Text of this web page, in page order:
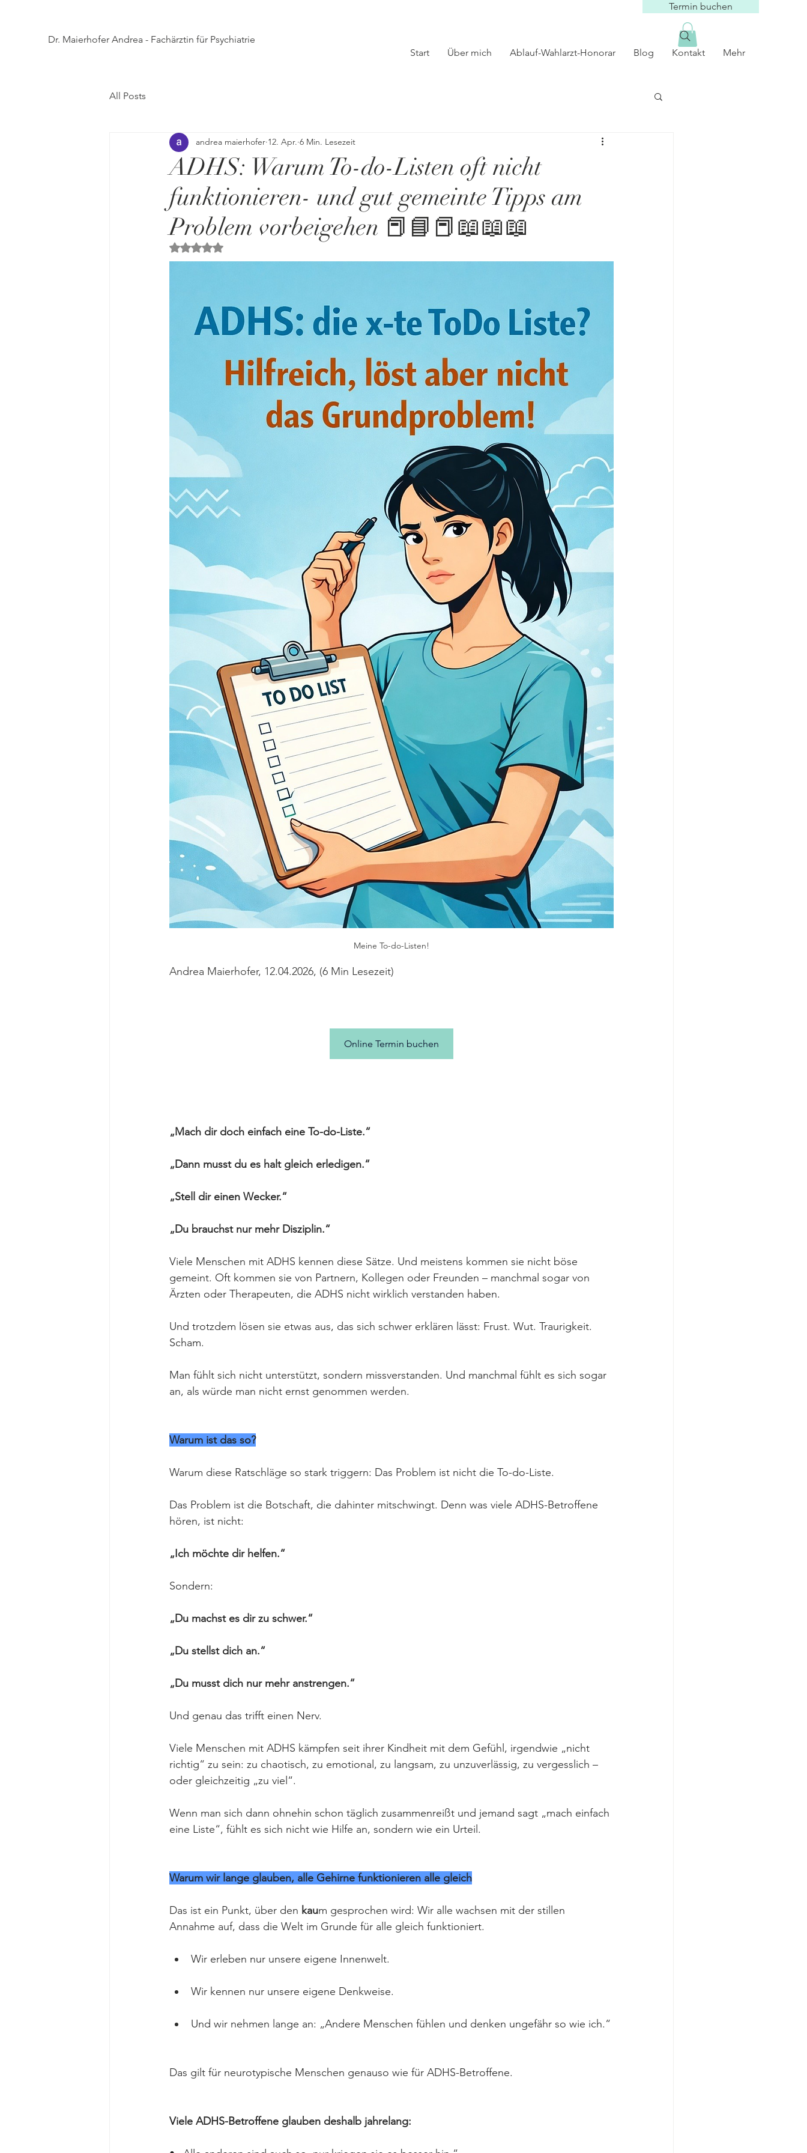
Dr. Maierhofer Andrea - Fachärztin für Psychiatrie
Termin buchen
Start Über mich Ablauf-Wahlarzt-Honorar Blog Kontakt Mehr
All Posts
ADHS: Warum To-do-Listen oft nicht
funktionieren- und gut gemeinte Tipps am
Problem vorbeigehen 📕📘📕📖📖📖
andrea maierhofer 12. Apr. 6 Min. Lesezeit
Mit NaN von 5 Sternen bewertet.
Meine To-do-Listen!
Andrea Maierhofer, 12.04.2026, (6 Min Lesezeit)
Online Termin buchen
„Mach dir doch einfach eine To-do-Liste.“
„Dann musst du es halt gleich erledigen.“
„Stell dir einen Wecker.“
„Du brauchst nur mehr Disziplin.“
Viele Menschen mit ADHS kennen diese Sätze. Und meistens kommen sie nicht böse
gemeint. Oft kommen sie von Partnern, Kollegen oder Freunden – manchmal sogar von
Ärzten oder Therapeuten, die ADHS nicht wirklich verstanden haben.
Und trotzdem lösen sie etwas aus, das sich schwer erklären lässt: Frust. Wut. Traurigkeit.
Scham.
Man fühlt sich nicht unterstützt, sondern missverstanden. Und manchmal fühlt es sich sogar
an, als würde man nicht ernst genommen werden.
Warum ist das so?
Warum diese Ratschläge so stark triggern: Das Problem ist nicht die To-do-Liste.
Das Problem ist die Botschaft, die dahinter mitschwingt. Denn was viele ADHS-Betroffene
hören, ist nicht:
„Ich möchte dir helfen.“
Sondern:
„Du machst es dir zu schwer.“
„Du stellst dich an.“
„Du musst dich nur mehr anstrengen.“
Und genau das trifft einen Nerv.
Viele Menschen mit ADHS kämpfen seit ihrer Kindheit mit dem Gefühl, irgendwie „nicht
richtig“ zu sein: zu chaotisch, zu emotional, zu langsam, zu unzuverlässig, zu vergesslich –
oder gleichzeitig „zu viel“.
Wenn man sich dann ohnehin schon täglich zusammenreißt und jemand sagt „mach einfach
eine Liste“, fühlt es sich nicht wie Hilfe an, sondern wie ein Urteil.
Warum wir lange glauben, alle Gehirne funktionieren alle gleich
Das ist ein Punkt, über den kaum gesprochen wird: Wir alle wachsen mit der stillen
Annahme auf, dass die Welt im Grunde für alle gleich funktioniert.
Wir erleben nur unsere eigene Innenwelt.
Wir kennen nur unsere eigene Denkweise.
Und wir nehmen lange an: „Andere Menschen fühlen und denken ungefähr so wie ich.“
Das gilt für neurotypische Menschen genauso wie für ADHS-Betroffene.
Viele ADHS-Betroffene glauben deshalb jahrelang: